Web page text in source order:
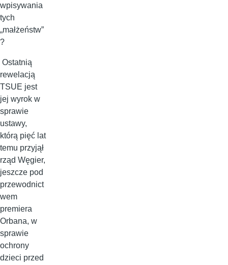
wpisywania
tych
„małżeństw”
?
Ostatnią
rewelacją
TSUE jest
jej wyrok w
sprawie
ustawy,
którą pięć lat
temu przyjął
rząd Węgier,
jeszcze pod
przewodnict
wem
premiera
Orbana, w
sprawie
ochrony
dzieci przed